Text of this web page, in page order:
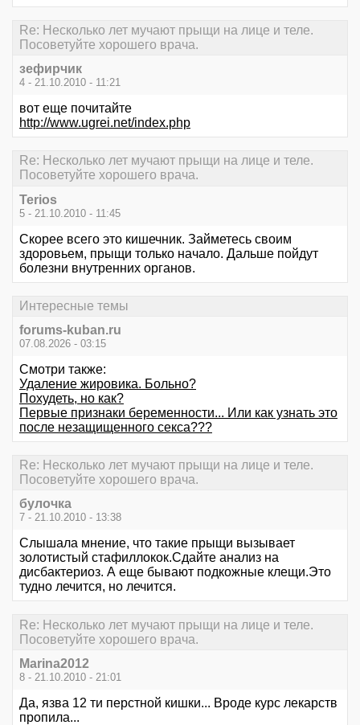
Re: Несколько лет мучают прыщи на лице и теле.
Посоветуйте хорошего врача.
зефирчик
4 - 21.10.2010 - 11:21
вот еще почитайте
http://www.ugrei.net/index.php
Re: Несколько лет мучают прыщи на лице и теле.
Посоветуйте хорошего врача.
Terios
5 - 21.10.2010 - 11:45
Скорее всего это кишечник. Займетесь своим
здоровьем, прыщи только начало. Дальше пойдут
болезни внутренних органов.
Интересные темы
forums-kuban.ru
07.08.2026 - 03:15
Смотри также:
Удаление жировика. Больно?
Похудеть, но как?
Первые признаки беременности... Или как узнать это
после незащищенного секса???
Re: Несколько лет мучают прыщи на лице и теле.
Посоветуйте хорошего врача.
булочка
7 - 21.10.2010 - 13:38
Слышала мнение, что такие прыщи вызывает
золотистый стафиллокок.Сдайте анализ на
дисбактериоз. А еще бывают подкожные клещи.Это
тудно лечится, но лечится.
Re: Несколько лет мучают прыщи на лице и теле.
Посоветуйте хорошего врача.
Marina2012
8 - 21.10.2010 - 21:01
Да, язва 12 ти перстной кишки... Вроде курс лекарств
пропила...